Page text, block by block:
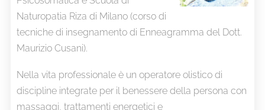
Naturopatia Riza di Milano (corso di
tecniche di insegnamento di Enneagramma del Dott.
Maurizio Cusani).
Nella vita professionale è un operatore olistico di
discipline integrate per il benessere della persona con
massaggi, trattamenti energetici e